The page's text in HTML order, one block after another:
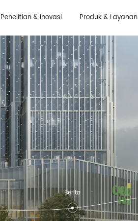
Penelitian & Inovasi Produk & Layanan
Berita